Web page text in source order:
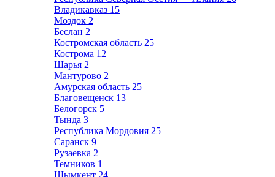
Владикавказ 15
Моздок 2
Беслан 2
Костромская область 25
Кострома 12
Шарья 2
Мантурово 2
Амурская область 25
Благовещенск 13
Белогорск 5
Тында 3
Республика Мордовия 25
Саранск 9
Рузаевка 2
Темников 1
Шымкент 24